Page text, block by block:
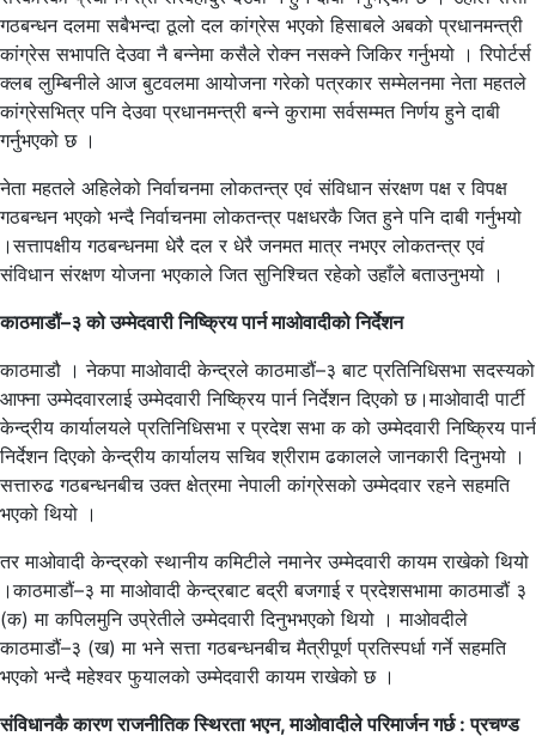
गठबन्धन दलमा सबैभन्दा ठूलो दल कांग्रेस भएको हिसाबले अबको प्रधानमन्त्री
कांग्रेस सभापति देउवा नै बन्नेमा कसैले रोक्न नसक्ने जिकिर गर्नुभयो । रिपोर्टर्स
क्लब लुम्बिनीले आज बुटवलमा आयोजना गरेको पत्रकार सम्मेलनमा नेता महतले
कांग्रेसभित्र पनि देउवा प्रधानमन्त्री बन्ने कुरामा सर्वसम्मत निर्णय हुने दाबी
गर्नुभएको छ ।
नेता महतले अहिलेको निर्वाचनमा लोकतन्त्र एवं संविधान संरक्षण पक्ष र विपक्ष
गठबन्धन भएको भन्दै निर्वाचनमा लोकतन्त्र पक्षधरकै जित हुने पनि दाबी गर्नुभयो
।सत्तापक्षीय गठबन्धनमा धेरै दल र धेरै जनमत मात्र नभएर लोकतन्त्र एवं
संविधान संरक्षण योजना भएकाले जित सुनिश्चित रहेको उहाँले बताउनुभयो ।
काठमाडौं–३ को उम्मेदवारी निष्क्रिय पार्न माओवादीको निर्देशन
काठमाडौ । नेकपा माओवादी केन्द्रले काठमाडौं–३ बाट प्रतिनिधिसभा सदस्यको
आफ्ना उम्मेदवारलाई उम्मेदवारी निष्क्रिय पार्न निर्देशन दिएको छ।माओवादी पार्टी
केन्द्रीय कार्यालयले प्रतिनिधिसभा र प्रदेश सभा क को उम्मेदवारी निष्क्रिय पार्न
निर्देशन दिएको केन्द्रीय कार्यालय सचिव श्रीराम ढकालले जानकारी दिनुभयो ।
सत्तारुढ गठबन्धनबीच उक्त क्षेत्रमा नेपाली कांग्रेसको उम्मेदवार रहने सहमति
भएको थियो ।
तर माओवादी केन्द्रको स्थानीय कमिटीले नमानेर उम्मेदवारी कायम राखेको थियो
।काठमाडौं–३ मा माओवादी केन्द्रबाट बद्री बजगाई र प्रदेशसभामा काठमाडौं ३
(क) मा कपिलमुनि उप्रेतीले उम्मेदवारी दिनुभभएको थियो । माओवदीले
काठमाडौं–३ (ख) मा भने सत्ता गठबन्धनबीच मैत्रीपूर्ण प्रतिस्पर्धा गर्ने सहमति
भएको भन्दै महेश्वर फुयालको उम्मेदवारी कायम राखेको छ ।
संविधानकै कारण राजनीतिक स्थिरता भएन, माओवादीले परिमार्जन गर्छ : प्रचण्ड